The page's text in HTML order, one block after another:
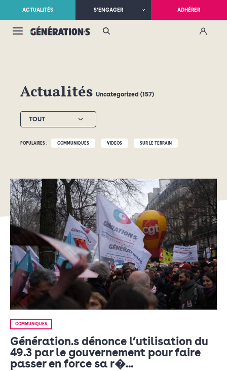
ACTUALITÉS S’ENGAGER ADHÉRER
Actualités Uncategorized (157)
TOUT
POPULAIRES : COMMUNIQUÉS VIDÉOS SUR LE TERRAIN
COMMUNIQUÉS
Génération.s dénonce l’utilisation du
49.3 par le gouvernement pour faire
passer en force sa r�...